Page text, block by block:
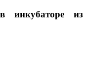
инкубаторе из